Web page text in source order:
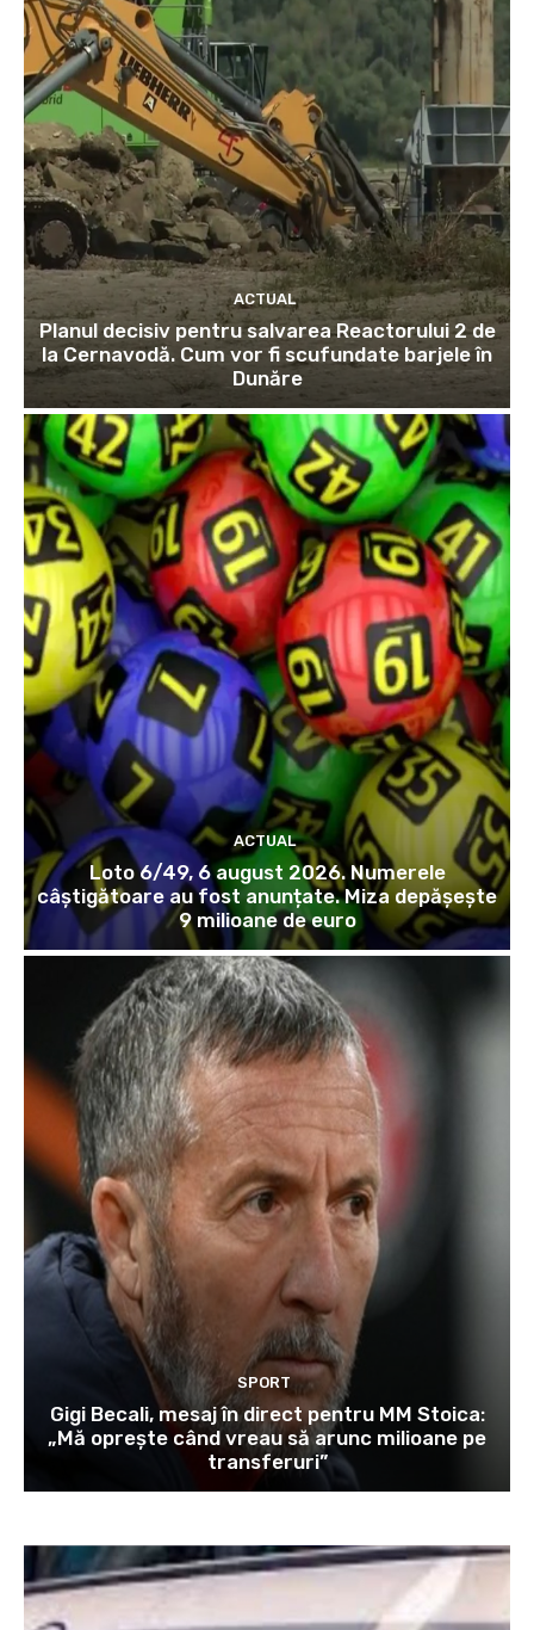
ACTUAL
Planul decisiv pentru salvarea Reactorului 2 de
la Cernavodă. Cum vor fi scufundate barjele în
Dunăre
ACTUAL
Loto 6/49, 6 august 2026. Numerele
câștigătoare au fost anunțate. Miza depășește
9 milioane de euro
SPORT
Gigi Becali, mesaj în direct pentru MM Stoica:
„Mă oprește când vreau să arunc milioane pe
transferuri”